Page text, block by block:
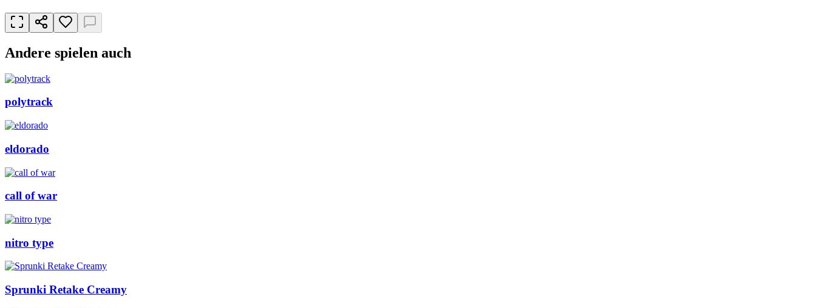
Andere spielen auch
polytrack
eldorado
call of war
nitro type
Sprunki Retake Creamy